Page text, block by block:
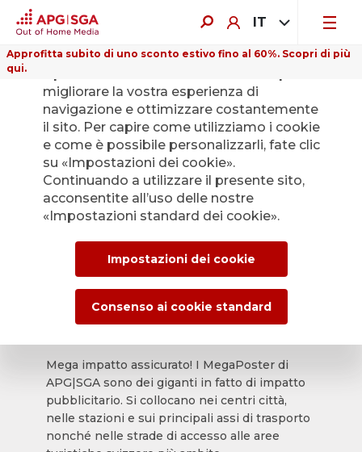
IT
Approfitta subito di uno sconto estivo fino al 60%. Scopri di più
qui.
MegaPoster
Mega impatto assicurato! I MegaPoster di
APG|SGA sono dei giganti in fatto di impatto
pubblicitario. Si collocano nei centri città,
nelle stazioni e sui principali assi di trasporto
nonché nelle strade di accesso alle aree
migliorare la vostra esperienza di
navigazione e ottimizzare costantemente
il sito. Per capire come utilizziamo i cookie
e come è possibile personalizzarli, fate clic
su «Impostazioni dei cookie».
Continuando a utilizzare il presente sito,
acconsentite all’uso delle nostre
«Impostazioni standard dei cookie».
Impostazioni dei cookie
Consenso ai cookie standard